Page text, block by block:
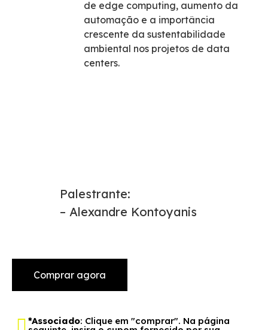
de edge computing, aumento da
automação e a importância
crescente da sustentabilidade
ambiental nos projetos de data
centers.
Palestrante:
– Alexandre Kontoyanis
Comprar agora
*Associado: Clique em "comprar". Na página